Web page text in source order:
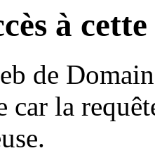
à
de
car la